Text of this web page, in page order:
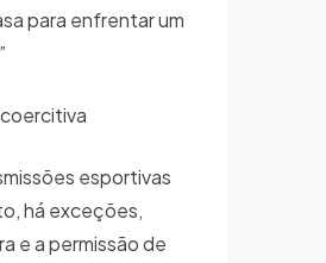
para enfrentar um
esportivas
há exceções,
e a permissão de